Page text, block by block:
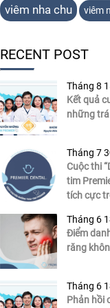
viêm nha chu
viêm
RECENT POST
Tháng 8
Kết quả
những
Tháng 7
Cuộc thi
tim
tích cực
Tháng 6
Điểm
răng
Tháng 6
Phản hồi